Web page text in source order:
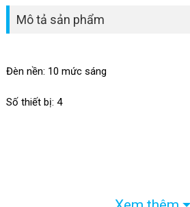
Mô tả sản phẩm
Đèn nền: 10 mức sáng
Số thiết bị: 4